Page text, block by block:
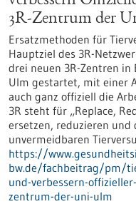
3R-Zentrum der
Ersatzmethoden für
Hauptziel des 3R-
drei neuen 3R-Zentren
Ulm gestartet, mit einer
auch ganz offiziell die
3R steht für „Replace,
ersetzen, reduzieren und
unvermeidbaren
https://
bw.de/fachbeitrag/pm/
und-verbessern-
zentrum-der-uni-ulm